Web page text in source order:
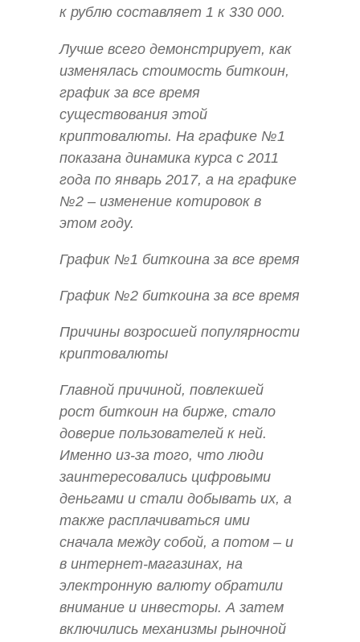
к рублю составляет 1 к 330 000.
Лучше всего демонстрирует, как
изменялась стоимость биткоин,
график за все время
существования этой
криптовалюты. На графике №1
показана динамика курса с 2011
года по январь 2017, а на графике
№2 – изменение котировок в
этом году.
График №1 биткоина за все время
График №2 биткоина за все время
Причины возросшей популярности
криптовалюты
Главной причиной, повлекшей
рост биткоин на бирже, стало
доверие пользователей к ней.
Именно из-за того, что люди
заинтересовались цифровыми
деньгами и стали добывать их, а
также расплачиваться ими
сначала между собой, а потом – и
в интернет-магазинах, на
электронную валюту обратили
внимание и инвесторы. А затем
включились механизмы рыночной